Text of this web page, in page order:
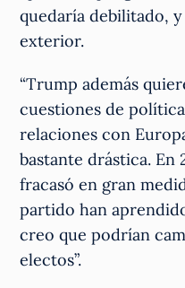
quedaría debilitado,
exterior.
“Trump además
cuestiones de
relaciones con
bastante drástica. En
fracasó en gran
partido han
creo que podrían
electos”.